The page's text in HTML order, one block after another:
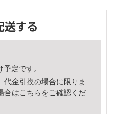
送する
定です。
代金引換の場合に限りま
合はこちら をご確認くだ